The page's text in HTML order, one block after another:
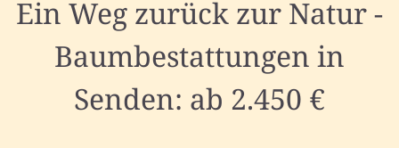
Ein Weg zurück zur Natur -
Baumbestattungen in
Senden: ab 2.450 €